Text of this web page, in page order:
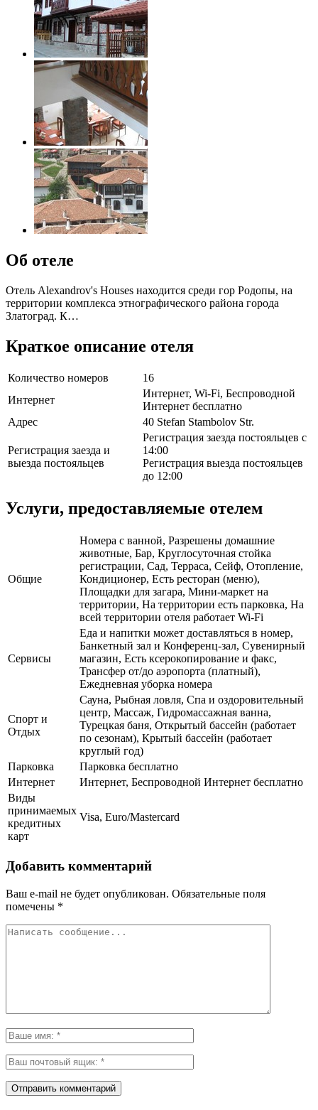
Об отеле
Отель Alexandrov's Houses находится среди гор Родопы, на
территории комплекса этнографического района города
Златоград. К…
Краткое описание отеля
Количество номеров
16
Интернет
Интернет, Wi-Fi, Беспроводной
Интернет бесплатно
Адрес
40 Stefan Stambolov Str.
Регистрация заезда и
выезда постояльцев
Регистрация заезда постояльцев с
14:00
Регистрация выезда постояльцев
до 12:00
Услуги, предоставляемые отелем
Общие
Номера с ванной, Разрешены домашние
животные, Бар, Круглосуточная стойка
регистрации, Сад, Терраса, Сейф, Отопление,
Кондиционер, Есть ресторан (меню),
Площадки для загара, Мини-маркет на
территории, На территории есть парковка, На
всей территории отеля работает Wi-Fi
Сервисы
Еда и напитки может доставляться в номер,
Банкетный зал и Конференц-зал, Сувенирный
магазин, Есть ксерокопирование и факс,
Трансфер от/до аэропорта (платный),
Ежедневная уборка номера
Спорт и
Отдых
Сауна, Рыбная ловля, Спа и оздоровительный
центр, Массаж, Гидромассажная ванна,
Турецкая баня, Открытый бассейн (работает
по сезонам), Крытый бассейн (работает
круглый год)
Парковка
Парковка бесплатно
Интернет
Интернет, Беспроводной Интернет бесплатно
Виды
принимаемых
кредитных
карт
Visa, Euro/Mastercard
Добавить комментарий
Ваш e-mail не будет опубликован. Обязательные поля
помечены *